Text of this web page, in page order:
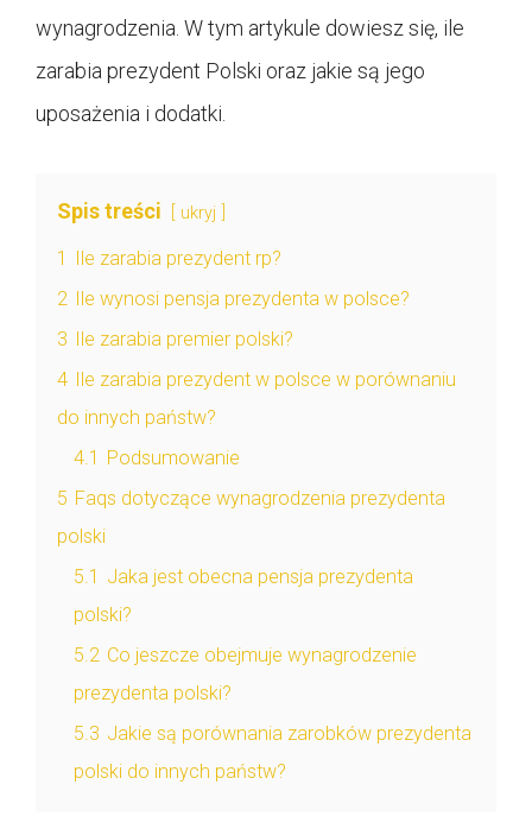
wynagrodzenia. W tym artykule dowiesz się, ile
zarabia prezydent Polski oraz jakie są jego
uposażenia i dodatki.
Spis treści ukryj
1
Ile zarabia prezydent rp?
2
Ile wynosi pensja prezydenta w polsce?
3
Ile zarabia premier polski?
4
Ile zarabia prezydent w polsce w porównaniu
do innych państw?
4.1
Podsumowanie
5 Faqs dotyczące wynagrodzenia prezydenta
polski
5.1 Jaka jest obecna pensja prezydenta
polski?
5.2 Co jeszcze obejmuje wynagrodzenie
prezydenta polski?
5.3 Jakie są porównania zarobków prezydenta
polski do innych państw?